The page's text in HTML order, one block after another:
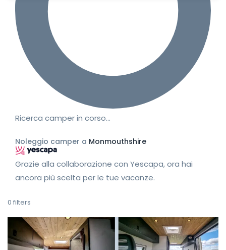
Ricerca camper in corso…
Noleggio camper a Monmouthshire
Grazie alla collaborazione con Yescapa, ora hai
ancora più scelta per le tue vacanze.
0 filters